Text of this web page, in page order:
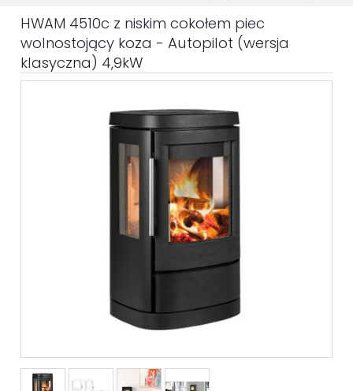
HWAM 4510c z niskim cokołem piec
wolnostojący koza - Autopilot (wersja
klasyczna) 4,9kW